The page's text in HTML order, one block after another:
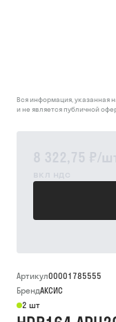
8 322,75 ₽/
вкл ндс
Вся информация, указанная
и не является публичной
Артикул00001785555
БрендАКСИС
2 шт